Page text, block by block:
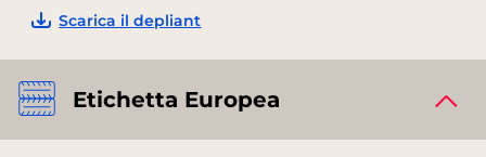
Scarica il depliant
Etichetta Europea